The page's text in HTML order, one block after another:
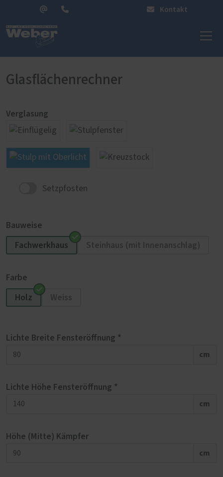
Kontakt
Glasflächenrechner
Verglasung
Setzpfosten
Bauweise
Fachwerkhaus
Farbe
Holz
Lichte Breite Fensteröffnung *
cm
Lichte Höhe Fensteröffnung *
cm
Höhe (Mitte) Kämpfer
cm